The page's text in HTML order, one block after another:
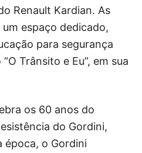
Renault Kardian. As
espaço dedicado,
para segurança
Trânsito e Eu”, em sua
os 60 anos do
do Gordini,
época, o Gordini